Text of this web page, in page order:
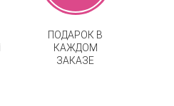
ПОДАРОК В
КАЖДОМ
ЗАКАЗЕ